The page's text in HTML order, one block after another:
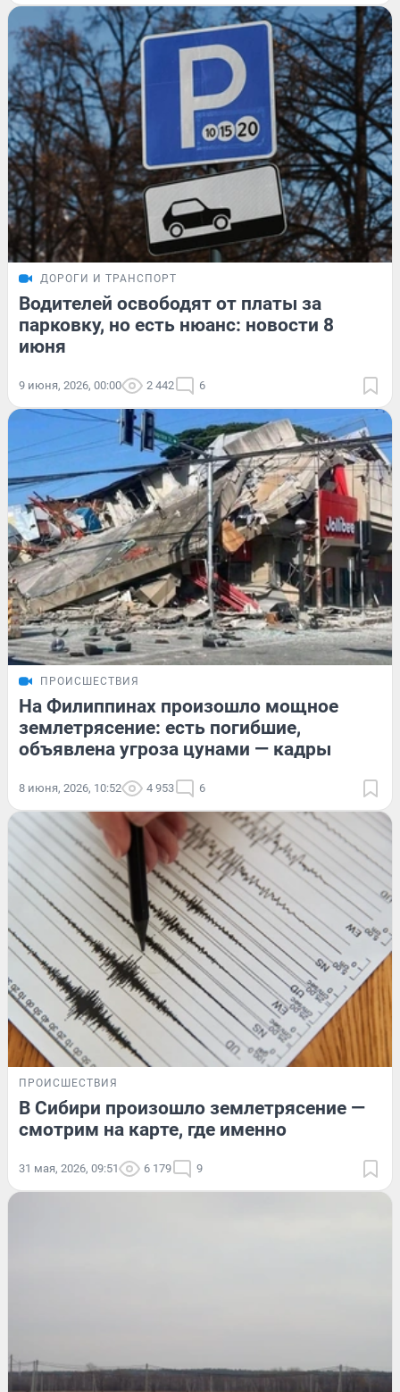
ДОРОГИ И ТРАНСПОРТ
Водителей освободят от платы за
парковку, но есть нюанс: новости 8
июня
9 июня, 2026, 00:00 2 442 6
ПРОИСШЕСТВИЯ
На Филиппинах произошло мощное
землетрясение: есть погибшие,
объявлена угроза цунами — кадры
8 июня, 2026, 10:52 4 953 6
ПРОИСШЕСТВИЯ
В Сибири произошло землетрясение —
смотрим на карте, где именно
31 мая, 2026, 09:51 6 179 9